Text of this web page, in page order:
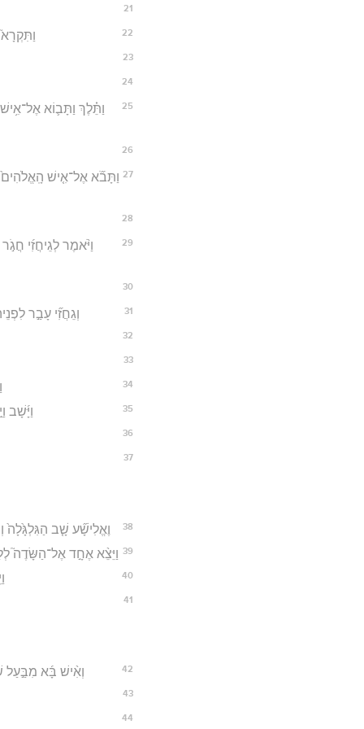
21
22
23
24
25
וַתֵּ֗לֶךְ וַתָּב֛וֹא
26
27 וַתָּבֹ֞א אֶל־אִ֤ישׁ הָֽאֱלֹהִים֙
28
29
וַיֹּ֨אמֶר לְגֵיחֲזִ֜י
30
31 וְגֵחֲזִ֞י עָבַ֣ר
32
33
34
35 וַיָּ֜שָׁב
36
37
38 וֶאֱלִישָׁ֞ע שָׁ֤ב הַגִּלְגָּ֙לָה֙
39 וַיֵּצֵ֨א אֶחָ֣ד אֶל־הַשָּׂדֶה֮
40
41
42 וְאִ֨ישׁ בָּ֜א מִבַּ֣עַל
43
44